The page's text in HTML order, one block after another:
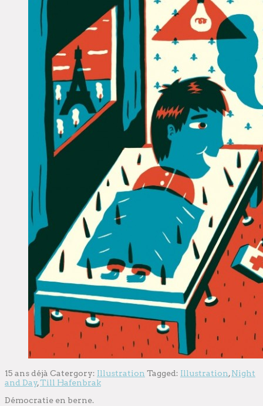
15 ans déjà Catergory: Illustration Tagged: Illustration,Night
and Day,Till Hafenbrak
Démocratie en berne.